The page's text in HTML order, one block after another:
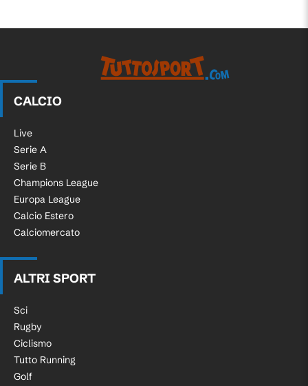
CALCIO
Live
Serie A
Serie B
Champions League
Europa League
Calcio Estero
Calciomercato
ALTRI SPORT
Sci
Rugby
Ciclismo
Tutto Running
Golf